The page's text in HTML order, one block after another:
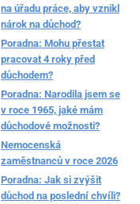
na úřadu práce, aby vznikl
nárok na důchod?
Poradna: Mohu přestat
pracovat 4 roky před
důchodem?
Poradna: Narodila jsem se
v roce 1965, jaké mám
důchodové možnosti?
Nemocenská
zaměstnanců v roce 2026
Poradna: Jak si zvýšit
důchod na poslední chvíli?